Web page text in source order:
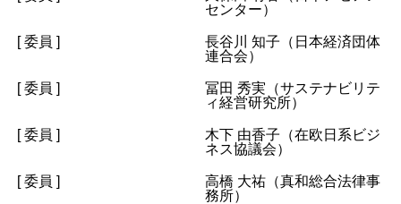
センター）
[ 委員 ]
長谷川 知子（日本経済団体
連合会）
[ 委員 ]
冨田 秀実（サステナビリテ
ィ経営研究所）
[ 委員 ]
木下 由香子（在欧日系ビジ
ネス協議会）
[ 委員 ]
高橋 大祐（真和総合法律事
務所）